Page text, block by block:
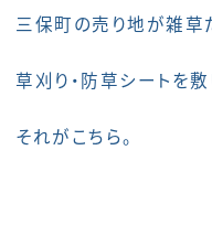
三保町の売り地が雑草
草刈り・防草シートを敷
それがこちら。